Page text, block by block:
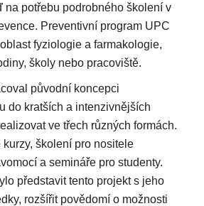
na potřebu podrobného školení v
Preventivní program UPC
fyziologie a farmakologie,
školy nebo pracoviště.
původní koncepci
do kratších a intenzivnějších
ve třech různých formách.
školení pro nositele
a semináře pro studenty.
představit tento projekt s jeho
rozšířit povědomí o možnosti